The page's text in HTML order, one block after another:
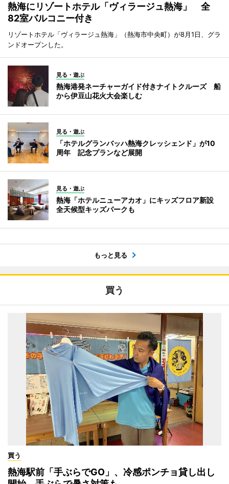
熱海にリゾートホテル「ヴィラージュ熱海」 全
82室バルコニー付き
リゾートホテル「ヴィラージュ熱海」（熱海市中央町）が8月1日、グラ
ンドオープンした。
見る・遊ぶ
熱海港発ネーチャーガイド付きナイトクルーズ 船
から伊豆山花火大会楽しむ
見る・遊ぶ
「ホテルグランバッハ熱海クレッシェンド」が10
周年 記念プランなど展開
見る・遊ぶ
熱海「ホテルニューアカオ」にキッズフロア新設
全天候型キッズパークも
もっと見る
買う
買う
熱海駅前「手ぶらでGO」、冷感ポンチョ貸し出し